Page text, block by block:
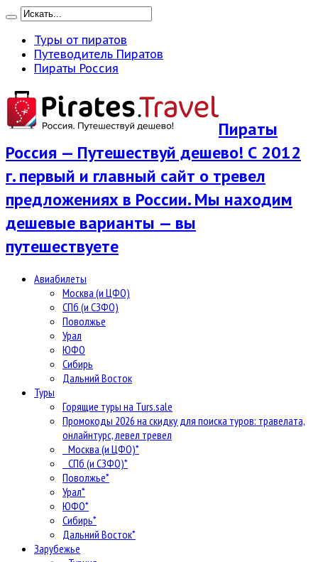
Туры от пиратов
Путеводитель Пиратов
Пираты Россия
Пираты
Россия — Путешествуй дешево! С 2012
г. первый и главный сайт о тревел
предложениях в России. Мы находим
дешевые варианты — вы
путешествуете
Авиабилеты
Москва (и ЦФО)
СПб (и СЗФО)
Поволжье
Урал
ЮФО
Сибирь
Дальний Восток
Туры
Горящие туры на Turs.sale
Промокоды 2026 на скидку для поиска туров: травелата,
онлайнтурс, левел тревел
Москва (и ЦФО)*
СПб (и СЗФО)*
Поволжье*
Урал*
ЮФО*
Сибирь*
Дальний Восток*
Зарубежье